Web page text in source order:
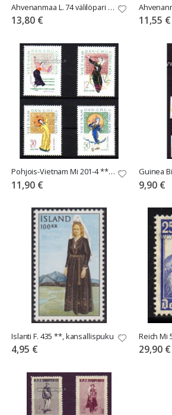
Ahvenanmaa L. 74 välilöpari numerolla
13,80 € 11,55 €
Pohjois-Vietnam Mi 201-4 ** Mi 20.-
11,90 € 9,90 €
Islanti F. 435 **, kansallispuku
4,95 €
Reich Mi
29,90 €